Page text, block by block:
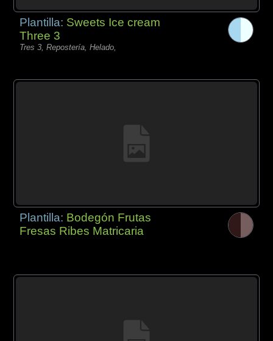
Plantilla: Sweets Ice cream
Three 3
Tres 3, Repostería, Helado,
Plantilla: Bodegón Frutas
Fresas Ribes Matricaria